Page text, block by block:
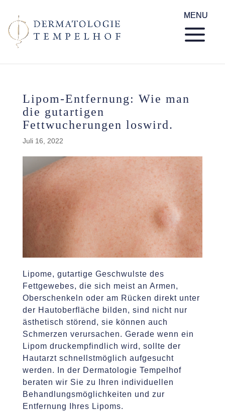
Lipom-Entfernung: Wie man
die gutartigen
Fettwucherungen loswird.
Juli 16, 2022
Lipome, gutartige Geschwulste des
Fettgewebes, die sich meist an Armen,
Oberschenkeln oder am Rücken direkt unter
der Hautoberfläche bilden, sind nicht nur
ästhetisch störend, sie können auch
Schmerzen verursachen. Gerade wenn ein
Lipom druckempfindlich wird, sollte der
Hautarzt schnellstmöglich aufgesucht
werden. In der Dermatologie Tempelhof
beraten wir Sie zu Ihren individuellen
Behandlungsmöglichkeiten und zur
Entfernung Ihres Lipoms.